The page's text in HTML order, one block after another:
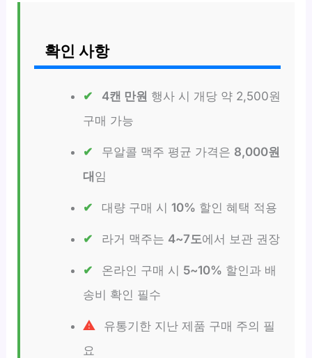
확인 사항
4캔 만원 행사 시 개당 약 2,500원
구매 가능
무알콜 맥주 평균 가격은 8,000원
대임
대량 구매 시 10% 할인 혜택 적용
라거 맥주는 4~7도에서 보관 권장
온라인 구매 시 5~10% 할인과 배
송비 확인 필수
유통기한 지난 제품 구매 주의 필
요